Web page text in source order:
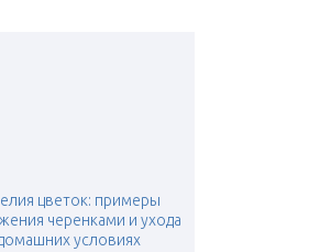
цветок: примеры
черенками и ухода
условиях